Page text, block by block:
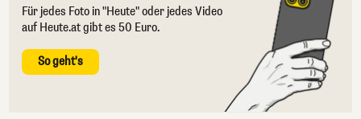
Für jedes Foto in "Heute" oder jedes Video
auf Heute.at gibt es 50 Euro.
So geht's